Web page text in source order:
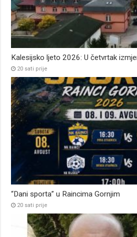
Kalesijsko ljeto 2026: U četvrtak
20 sati prije
“Dani sporta” u Raincima Gornjim
20 sati prije